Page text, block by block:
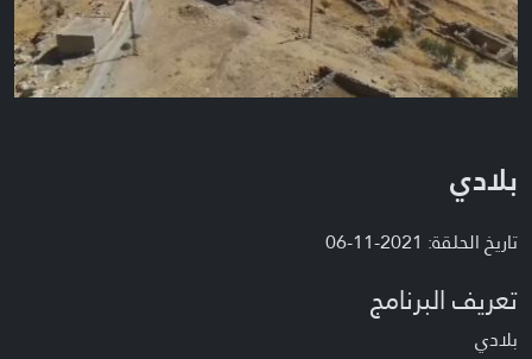
بلادي
تاريخ الحلقة: 2021-11-06
تعريف البرنامج
بلادي